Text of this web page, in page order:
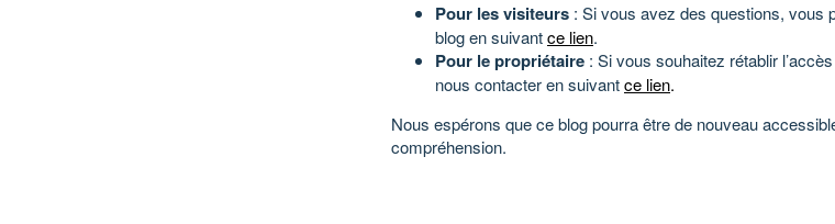
Pour les visiteurs : Si vous avez des questions, vous
blog en suivantce lien.
Pour le propriétaire : Si vous souhaitez rétablir
nous contacter en suivantce lien.
Nous espérons que ce blog pourra être de nouveau
compréhension.